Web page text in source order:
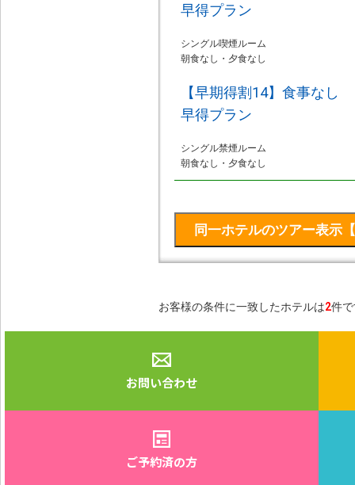
早得プラン
シングル喫煙ルーム
朝食なし・夕食なし
【早期得割14】食事なし
早得プラン
シングル禁煙ルーム
朝食なし・夕食なし
お客様の条件に一致したホテルは2件
お問い合わせ
ご予約済の方